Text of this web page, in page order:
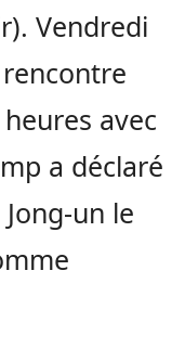
Vendredi
rencontre
avec
a déclaré
un le